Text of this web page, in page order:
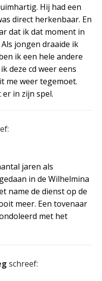
Hij had een
direct herkenbaar. En
dat ik dat moment in
jongen draaide ik
ik een hele andere
deze cd weer eens
me weer tegemoet.
in zijn spel.
jaren als
in de Wilhelmina
name de dienst op de
meer. Een tovenaar
met het
schreef: